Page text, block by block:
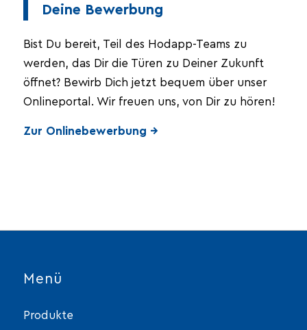
Deine Bewerbung
Bist Du bereit, Teil des Hodapp-Teams zu
werden, das Dir die Türen zu Deiner Zukunft
öffnet? Bewirb Dich jetzt bequem über unser
Onlineportal. Wir freuen uns, von Dir zu hören!
Zur Onlinebewerbung →
Menü
Produkte